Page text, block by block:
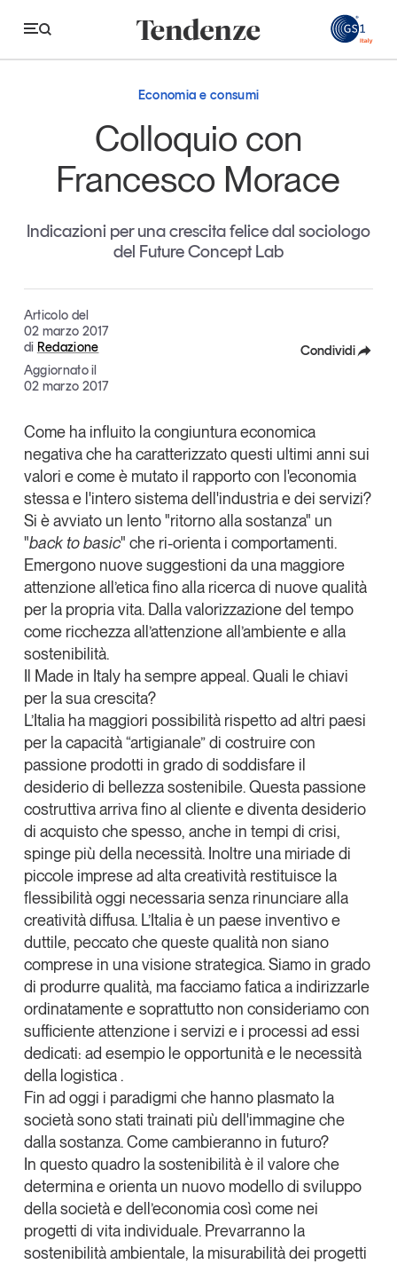
Tendenze
Economia e consumi
Logistica
Grandi temi
Magazine
Opinioni
Dossier
Il Numero
Interviste
Comunicati stampa
Video
Podcast
Eventi e formazione
Tutti gli appuntamenti
Chi siamo
Newsletter
Contatti
Tendenze Journal
La nostra newsletter nella tua email
Iscriviti
Un anno di
Tendenze2026
Leggi il magazine
Economia e consumi
Colloquio con
Francesco Morace
Indicazioni per una crescita felice dal sociologo
del Future Concept Lab
Articolo del
02 marzo 2017
di Redazione
Aggiornato il
02 marzo 2017
Condividi
Linkedin
Copia Link
Come ha influito la congiuntura economica
negativa che ha caratterizzato questi ultimi anni sui
valori e come è mutato il rapporto con l'economia
stessa e l'intero sistema dell'industria e dei servizi?
Si è avviato un lento "ritorno alla sostanza" un
"back to basic" che ri-orienta i comportamenti.
Emergono nuove suggestioni da una maggiore
attenzione all’etica fino alla ricerca di nuove qualità
per la propria vita. Dalla valorizzazione del tempo
come ricchezza all’attenzione all’ambiente e alla
sostenibilità.
Il Made in Italy ha sempre appeal. Quali le chiavi
per la sua crescita?
L’Italia ha maggiori possibilità rispetto ad altri paesi
per la capacità “artigianale” di costruire con
passione prodotti in grado di soddisfare il
desiderio di bellezza sostenibile. Questa passione
costruttiva arriva fino al cliente e diventa desiderio
di acquisto che spesso, anche in tempi di crisi,
spinge più della necessità. Inoltre una miriade di
piccole imprese ad alta creatività restituisce la
flessibilità oggi necessaria senza rinunciare alla
creatività diffusa. L’Italia è un paese inventivo e
duttile, peccato che queste qualità non siano
comprese in una visione strategica. Siamo in grado
di produrre qualità, ma facciamo fatica a indirizzarle
ordinatamente e soprattutto non consideriamo con
sufficiente attenzione i servizi e i processi ad essi
dedicati: ad esempio le opportunità e le necessità
della logistica .
Fin ad oggi i paradigmi che hanno plasmato la
società sono stati trainati più dell'immagine che
dalla sostanza. Come cambieranno in futuro?
In questo quadro la sostenibilità è il valore che
determina e orienta un nuovo modello di sviluppo
della società e dell’economia così come nei
progetti di vita individuale. Prevarranno la
sostenibilità ambientale, la misurabilità dei progetti